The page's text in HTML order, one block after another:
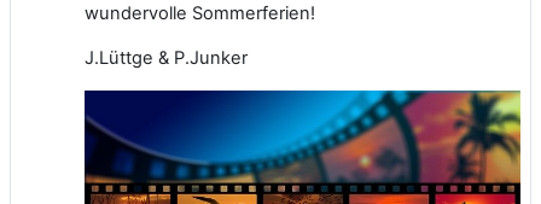
wundervolle Sommerferien!
J.Lüttge & P.Junker